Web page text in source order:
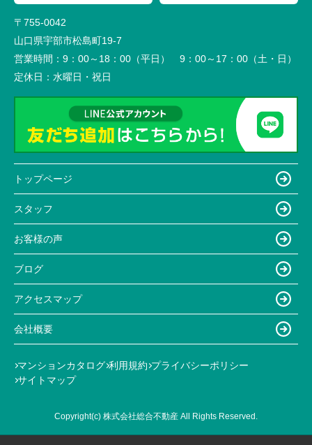
〒755-0042
山口県宇部市松島町19-7
営業時間： 9：00～18：00（平日） 9：00～17：00（土・日）
定休日： 水曜日・祝日
トップページ
スタッフ
お客様の声
ブログ
アクセスマップ
会社概要
マンションカタログ 利用規約 プライバシーポリシー
サイトマップ
Copyright(c) 株式会社総合不動産 All Rights Reserved.